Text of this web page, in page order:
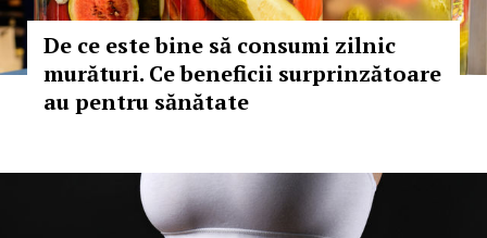
De ce este bine să consumi zilnic
murături. Ce beneficii surprinzătoare
au pentru sănătate